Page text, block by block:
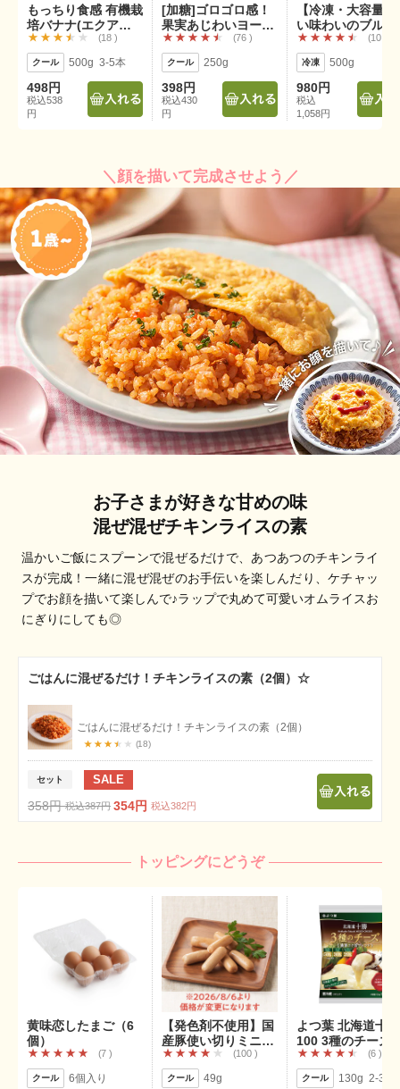
もっちり食感 有機栽
培バナナ(エクアド
ル産)
18
500g 3-5本
498円
税込538
円
[加糖]ゴロゴロ感！
果実あじわいヨーグ
ルト250g
76
250g
398円
税込430
円
【冷凍・大容量】
い味わいのブルー
リー
10
500g
980円
税込
1,058円
＼顔を描いて完成させよう／
お子さまが好きな甘めの味
混ぜ混ぜチキンライスの素
温かいご飯にスプーンで混ぜるだけで、あつあつのチキンライ
スが完成！一緒に混ぜ混ぜのお手伝いを楽しんだり、ケチャッ
プでお顔を描いて楽しんで♪ラップで丸めて可愛いオムライスお
にぎりにしても◎
ごはんに混ぜるだけ！チキンライスの素（2個）☆
ごはんに混ぜるだけ！チキンライスの素（2個）
18
セット SALE
358円 税込387円 354円 税込382円
トッピングにどうぞ
黄味恋したまご（6
個）
7
6個入り
【発色剤不使用】国
産豚使い切りミニポ
ークウインナー
100
49g
よつ葉 北海道十勝
100 3種のチーズ
(130g)
6
130g 2-3人